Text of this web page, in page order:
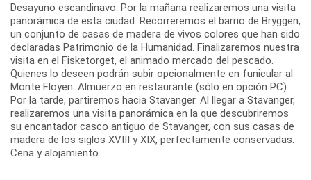
Desayuno escandinavo. Por la mañana realizaremos una visita
panorámica de esta ciudad. Recorreremos el barrio de Bryggen,
un conjunto de casas de madera de vivos colores que han sido
declaradas Patrimonio de la Humanidad. Finalizaremos nuestra
visita en el Fisketorget, el animado mercado del pescado.
Quienes lo deseen podrán subir opcionalmente en funicular al
Monte Floyen. Almuerzo en restaurante (sólo en opción PC).
Por la tarde, partiremos hacia Stavanger. Al llegar a Stavanger,
realizaremos una visita panorámica en la que descubriremos
su encantador casco antiguo de Stavanger, con sus casas de
madera de los siglos XVIII y XIX, perfectamente conservadas.
Cena y alojamiento.